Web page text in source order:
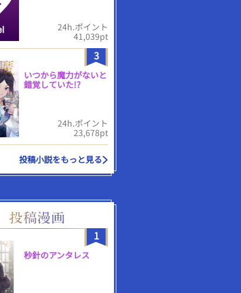
24h.ポイント
41,039pt
3
いつから魔力がないと
錯覚していた!?
24h.ポイント
23,678pt
投稿小説をもっと見る
1
秒針のアンタレス